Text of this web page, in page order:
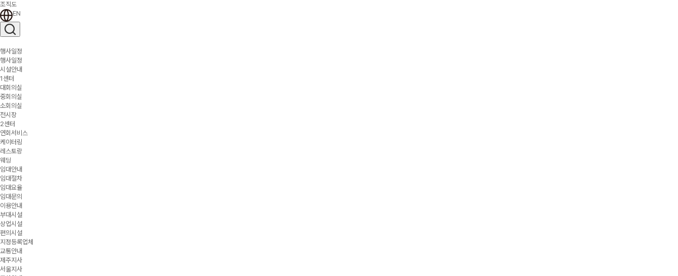
조직도
EN
행사일정
행사일정
시설안내
1센터
대회의실
중회의실
소회의실
전시장
2센터
연회서비스
케이터링
레스토랑
웨딩
임대안내
임대절차
임대요율
임대문의
이용안내
부대시설
상업시설
편의시설
지정등록업체
교통안내
제주지사
서울지사